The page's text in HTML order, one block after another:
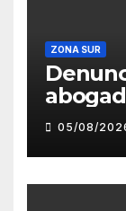
ZONA SUR
el Gran
05/08/